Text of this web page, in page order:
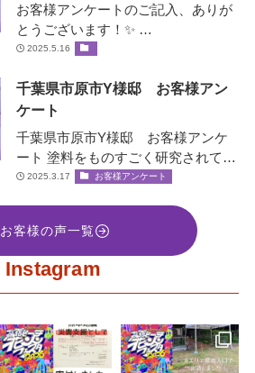
お客様アンケートのご記入、ありが
とうございます！✨ …
2025.5.16
千葉県市原市Y様邸 お客様アン
ケート
千葉県市原市Y様邸 お客様アンケ
ート 塗料をものすごく研究されてい
て、お客様の大事な家を守ると言う
2025.3.17 お客様アンケート
お客様の声一覧
Instagram